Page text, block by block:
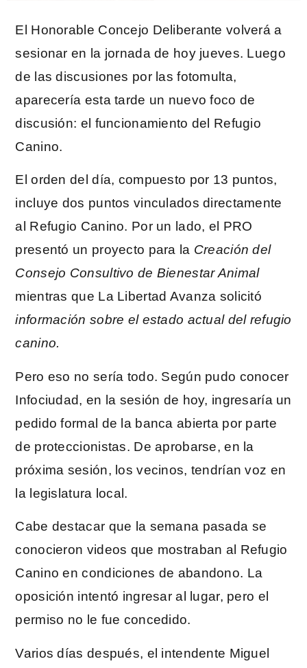
El Honorable Concejo Deliberante volverá a
sesionar en la jornada de hoy jueves. Luego
de las discusiones por las fotomulta,
aparecería esta tarde un nuevo foco de
discusión: el funcionamiento del Refugio
Canino.
El orden del día, compuesto por 13 puntos,
incluye dos puntos vinculados directamente
al Refugio Canino. Por un lado, el PRO
presentó un proyecto para la Creación del
Consejo Consultivo de Bienestar Animal
mientras que La Libertad Avanza solicitó
información sobre el estado actual del refugio
canino.
Pero eso no sería todo. Según pudo conocer
Infociudad, en la sesión de hoy, ingresaría un
pedido formal de la banca abierta por parte
de proteccionistas. De aprobarse, en la
próxima sesión, los vecinos, tendrían voz en
la legislatura local.
Cabe destacar que la semana pasada se
conocieron videos que mostraban al Refugio
Canino en condiciones de abandono. La
oposición intentó ingresar al lugar, pero el
permiso no le fue concedido.
Varios días después, el intendente Miguel